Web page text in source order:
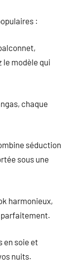
:
le modèle qui
chaque
séduction
sous une
harmonieux,
parfaitement.
en soie et
nuits.